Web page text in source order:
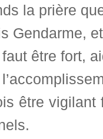
la prière
Gendarme,
être fort,
être vigilant